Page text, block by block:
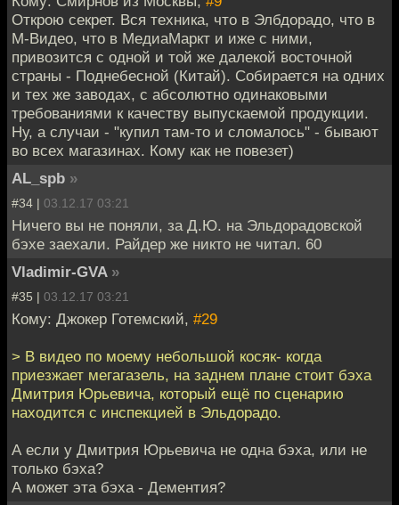
Открою секрет. Вся техника, что в Элбдорадо, что в
М-Видео, что в МедиаМаркт и иже с ними,
привозится с одной и той же далекой восточной
страны - Поднебесной (Китай). Собирается на одних
и тех же заводах, с абсолютно одинаковыми
требованиями к качеству выпускаемой продукции.
Ну, а случаи - "купил там-то и сломалось" - бывают
во всех магазинах. Кому как не повезет)
AL_spb »
#34 | 03.12.17 03:21
Ничего вы не поняли, за Д.Ю. на Эльдорадовской
бэхе заехали. Райдер же никто не читал. 60
Vladimir-GVA »
#35 | 03.12.17 03:21
Кому: Джокер Готемский, #29
> В видео по моему небольшой косяк- когда
приезжает мегагазель, на заднем плане стоит бэха
Дмитрия Юрьевича, который ещё по сценарию
находится с инспекцией в Эльдорадо.
А если у Дмитрия Юрьевича не одна бэха, или не
только бэха?
А может эта бэха - Дементия?